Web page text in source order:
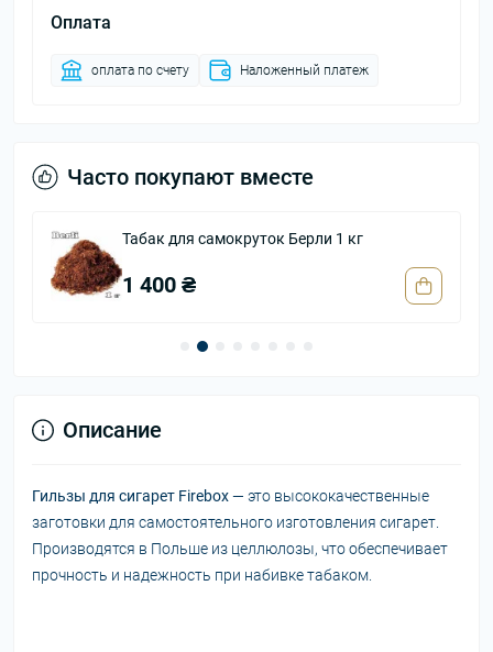
Оплата
оплата по счету Наложенный платеж
Часто покупают вместе
Табак для самокруток Берли 1 кг
1 400 ₴
Описание
Гильзы для сигарет Firebox— это высококачественные
заготовки для самостоятельного изготовления сигарет.
Производятся в Польше из целлюлозы, что обеспечивает
прочность и надежность при набивке табаком.